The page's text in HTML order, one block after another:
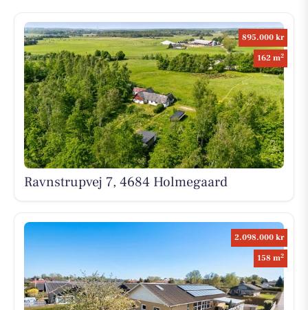
895.000 kr
162 m2
Ravnstrupvej 7, 4684 Holmegaard
2.098.000 kr
158 m2